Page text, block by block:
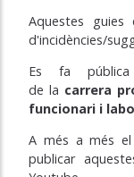
Aquestes guies
d'incidències/
Es fa pública
de la carrera
funcionari i
A més a més
publicar